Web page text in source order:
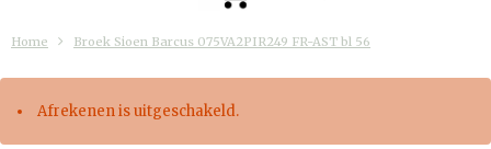
Home Broek Sioen Barcus 075VA2PIR249 FR-AST bl 56
Afrekenen is uitgeschakeld.